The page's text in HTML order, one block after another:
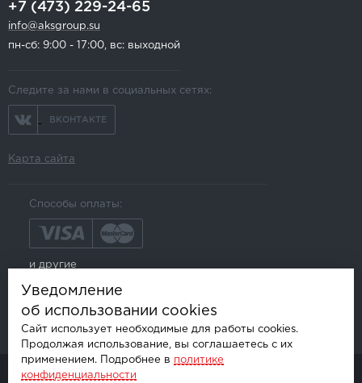
+7 (473) 229-24-65
info@aksgroup.su
пн-сб: 9:00 - 17:00, вс: выходной
Следите за нами в социальных сетях:
ВКОНТАКТЕ
Карта сайта
Способы оплаты:
и другие
© AKSGROUP, 2026.
Уведомление
об использовании cookies
Сайт использует необходимые для работы cookies.
Продолжая использование, вы соглашаетесь с их
применением. Подробнее в политике
конфиденциальности